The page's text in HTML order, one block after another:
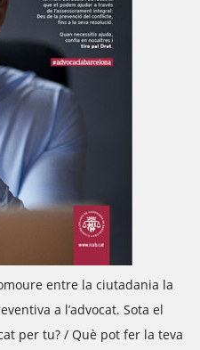
entre la ciutadania la
a l’advocat. Sota el
per tu? / Què pot fer la teva